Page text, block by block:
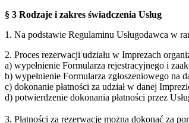
§ 3 Rodzaje i zakres świadczenia Usług
1. Na podstawie Regulaminu Usługodawca w
2. Proces rezerwacji udziału w Imprezach
a) wypełnienie Formularza rejestracyjnego i
b) wypełnienie Formularza zgłoszeniowego na
c) dokonanie płatności za udział w danej
d) potwierdzenie dokonania płatności przez
3. Płatności za rezerwację można dokonać za